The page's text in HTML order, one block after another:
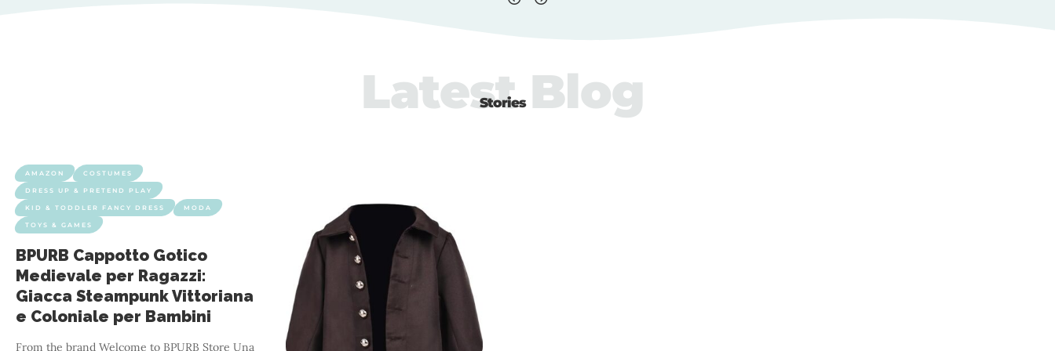
Stories
Latest Blog
AMAZON COSTUMES
DRESS UP & PRETEND PLAY
KID & TODDLER FANCY DRESS MODA
TOYS & GAMES
BPURB Cappotto Gotico
Medievale per Ragazzi:
Giacca Steampunk Vittoriana
e Coloniale per Bambini
From the brand Welcome to BPURB Store Una